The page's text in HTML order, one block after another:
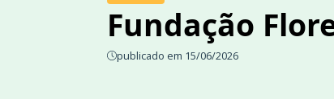
Fundação
publicado em 15/06/2026